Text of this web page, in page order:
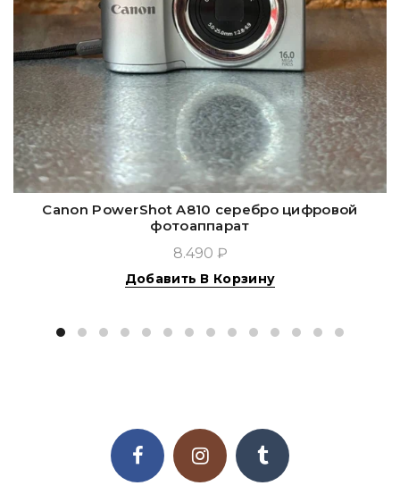
Canon PowerShot A810 серебро цифровой
фотоаппарат
8.490 ₽
Добавить В Корзину